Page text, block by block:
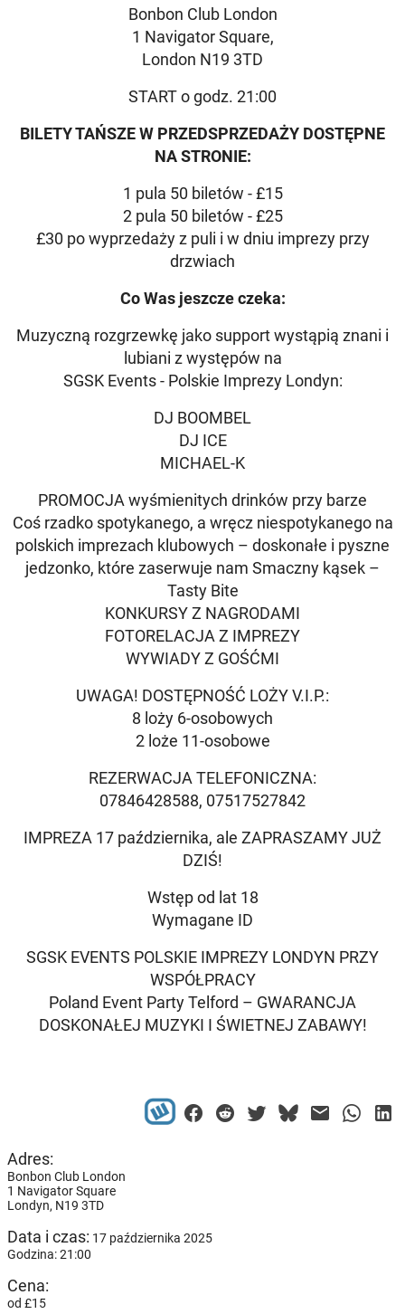
Bonbon Club London
1 Navigator Square,
London N19 3TD
START o godz. 21:00
BILETY TAŃSZE W PRZEDSPRZEDAŻY DOSTĘPNE
NA STRONIE:
1 pula 50 biletów - £15
2 pula 50 biletów - £25
£30 po wyprzedaży z puli i w dniu imprezy przy
drzwiach
Co Was jeszcze czeka:
Muzyczną rozgrzewkę jako support wystąpią znani i
lubiani z występów na
SGSK Events - Polskie Imprezy Londyn:
DJ BOOMBEL
DJ ICE
MICHAEL-K
PROMOCJA wyśmienitych drinków przy barze
Coś rzadko spotykanego, a wręcz niespotykanego na
polskich imprezach klubowych – doskonałe i pyszne
jedzonko, które zaserwuje nam Smaczny kąsek –
Tasty Bite
KONKURSY Z NAGRODAMI
FOTORELACJA Z IMPREZY
WYWIADY Z GOŚĆMI
UWAGA! DOSTĘPNOŚĆ LOŻY V.I.P.:
8 loży 6-osobowych
2 loże 11-osobowe
REZERWACJA TELEFONICZNA:
07846428588, 07517527842
IMPREZA 17 października, ale ZAPRASZAMY JUŻ
DZIŚ!
Wstęp od lat 18
Wymagane ID
SGSK EVENTS POLSKIE IMPREZY LONDYN PRZY
WSPÓŁPRACY
Poland Event Party Telford – GWARANCJA
DOSKONAŁEJ MUZYKI I ŚWIETNEJ ZABAWY!
Adres:
Bonbon Club London
1 Navigator Square
Londyn, N19 3TD
Data i czas: 17 października 2025
Godzina: 21:00
Cena:
od £15